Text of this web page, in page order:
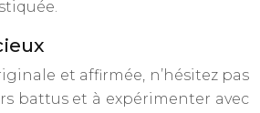
et affirmée, n’hésitez pas
battus et à expérimenter avec